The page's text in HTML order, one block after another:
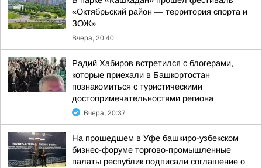
«Октябрьский район — территория спорта и
ЗОЖ»
Вчера, 20:40
Радий Хабиров встретился с блогерами,
которые приехали в Башкортостан
познакомиться с туристическими
достопримечательностями региона
Вчера, 20:37
На прошедшем в Уфе башкиро-узбекском
бизнес-форуме торгово-промышленные
палаты республик подписали соглашение о